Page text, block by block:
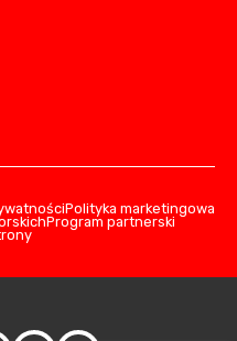
Polityka marketingowa
Program partnerski